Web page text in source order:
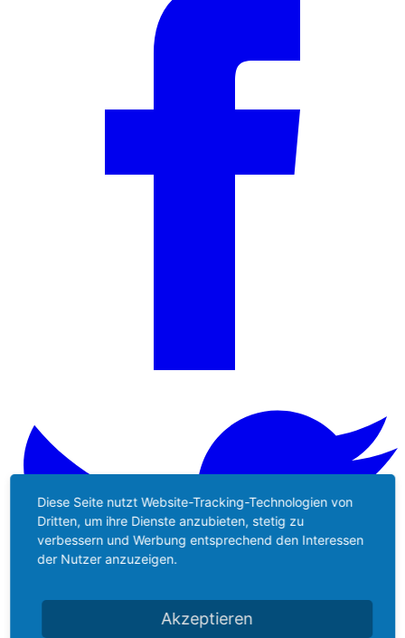
Diese Seite nutzt Website-Tracking-Technologien von
Dritten, um ihre Dienste anzubieten, stetig zu
verbessern und Werbung entsprechend den Interessen
der Nutzer anzuzeigen.
Akzeptieren